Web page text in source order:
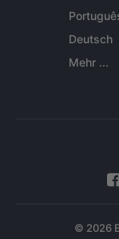
Deutsch
Mehr ...
© 2026